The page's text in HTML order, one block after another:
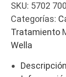
SKU: 5702
Categorías:
Tratamiento
Wella
Descripción